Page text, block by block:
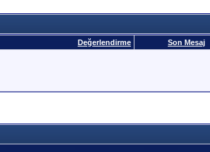
Değerlendirme Son Mesaj